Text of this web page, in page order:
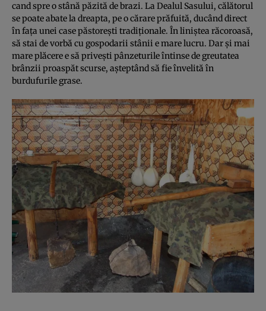
cand spre o stână păzită de brazi. La Dealul Sasului, călătorul
se poate abate la dreapta, pe o cărare prăfuită, ducând direct
în faţa unei case păstoreşti tradiţionale. În liniştea răcoroasă,
să stai de vorbă cu gospodarii stânii e mare lucru. Dar şi mai
mare plăcere e să priveşti pânzeturile întinse de greutatea
brânzii proaspăt scurse, aşteptând să fie învelită în
burdufurile grase.